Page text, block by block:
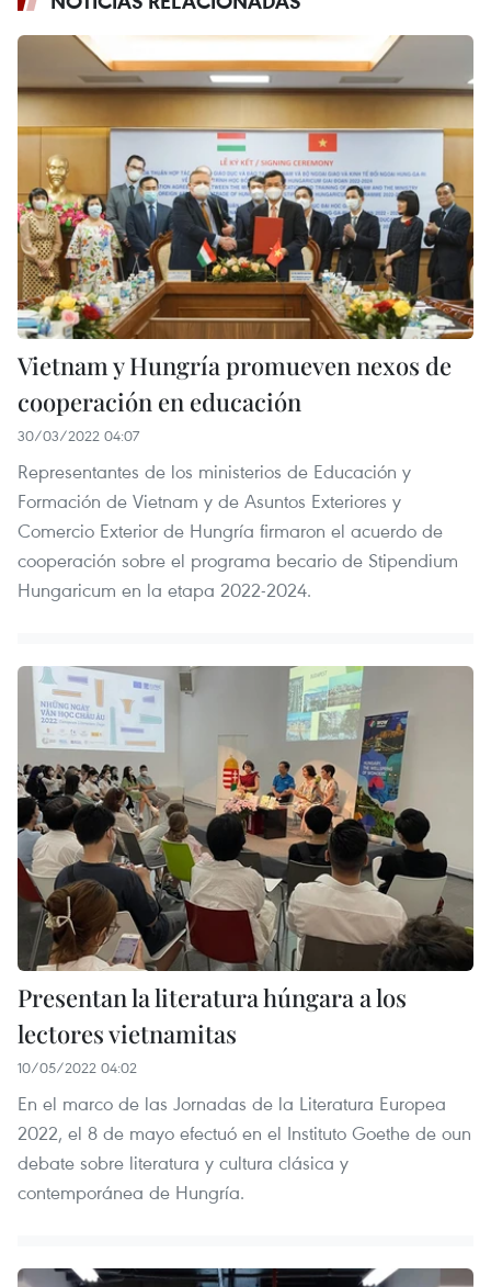
Vietnam y Hungría promueven nexos de
cooperación en educación
30/03/2022 04:07
Representantes de los ministerios de Educación y
Formación de Vietnam y de Asuntos Exteriores y
Comercio Exterior de Hungría firmaron el acuerdo de
cooperación sobre el programa becario de Stipendium
Hungaricum en la etapa 2022-2024.
Presentan la literatura húngara a los
lectores vietnamitas
10/05/2022 04:02
En el marco de las Jornadas de la Literatura Europea
2022, el 8 de mayo efectuó en el Instituto Goethe de oun
debate sobre literatura y cultura clásica y
contemporánea de Hungría.